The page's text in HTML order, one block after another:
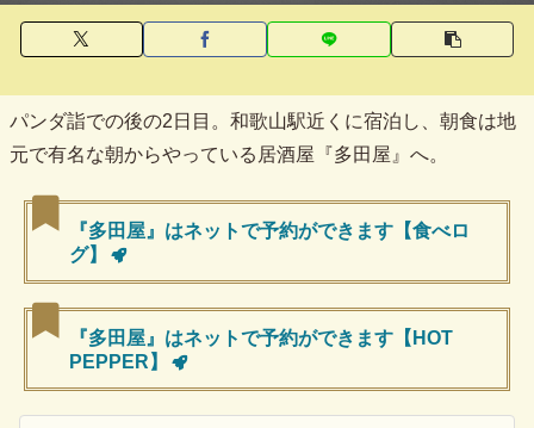
パンダ詣での後の2日目。和歌山駅近くに宿泊し、朝食は地
元で有名な朝からやっている居酒屋『多田屋』へ。
『多田屋』はネットで予約ができます【食べロ
グ】
『多田屋』はネットで予約ができます【HOT
PEPPER】